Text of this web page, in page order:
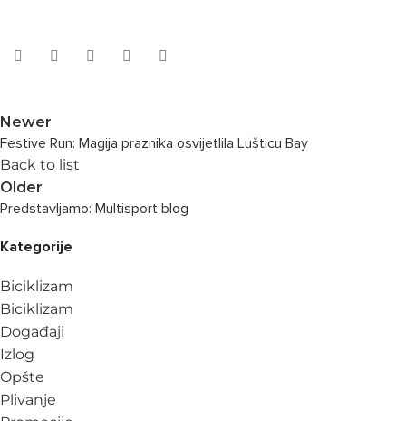
Newer
Festive Run: Magija praznika osvijetlila Lušticu Bay
Back to list
Older
Predstavljamo: Multisport blog
Kategorije
Biciklizam
Biciklizam
Događaji
Izlog
Opšte
Plivanje